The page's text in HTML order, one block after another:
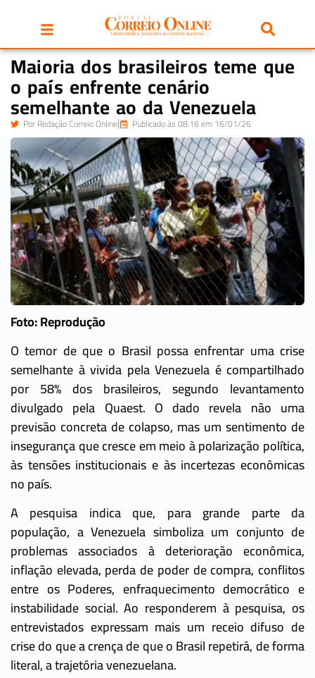
Maioria dos brasileiros teme que
o país enfrente cenário
semelhante ao da Venezuela
PorRedação Correio Online Publicado às 08:16 em 16/01/26
Foto: Reprodução
O temor de que o Brasil possa enfrentar uma crise
semelhante à vivida pela Venezuela é compartilhado
por 58% dos brasileiros, segundo levantamento
divulgado pela Quaest. O dado revela não uma
previsão concreta de colapso, mas um sentimento de
insegurança que cresce em meio à polarização política,
às tensões institucionais e às incertezas econômicas
no país.
A pesquisa indica que, para grande parte da
população, a Venezuela simboliza um conjunto de
problemas associados à deterioração econômica,
inflação elevada, perda de poder de compra, conflitos
entre os Poderes, enfraquecimento democrático e
instabilidade social. Ao responderem à pesquisa, os
entrevistados expressam mais um receio difuso de
crise do que a crença de que o Brasil repetirá, de forma
literal, a trajetória venezuelana.